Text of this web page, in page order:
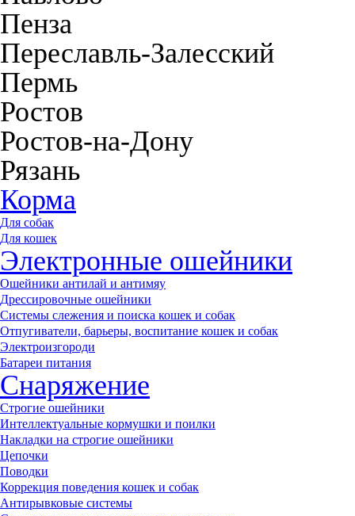
Пенза
Переславль-Залесский
Пермь
Ростов
Ростов-на-Дону
Рязань
Корма
Для собак
Для кошек
Электронные ошейники
Ошейники антилай и антимяу
Дрессировочные ошейники
Системы слежения и поиска кошек и собак
Отпугиватели, барьеры, воспитание кошек и собак
Электроизгороди
Батареи питания
Снаряжение
Строгие ошейники
Интеллектуальные кормушки и поилки
Накладки на строгие ошейники
Цепочки
Поводки
Коррекция поведения кошек и собак
Антирывковые системы